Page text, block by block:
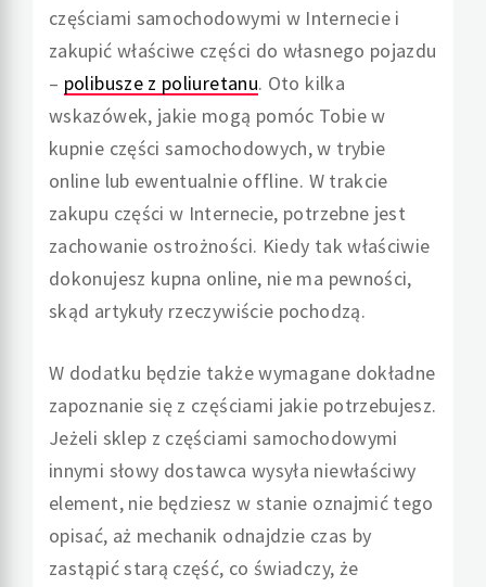
częściami samochodowymi w Internecie i
zakupić właściwe części do własnego pojazdu
– polibusze z poliuretanu. Oto kilka
wskazówek, jakie mogą pomóc Tobie w
kupnie części samochodowych, w trybie
online lub ewentualnie offline. W trakcie
zakupu części w Internecie, potrzebne jest
zachowanie ostrożności. Kiedy tak właściwie
dokonujesz kupna online, nie ma pewności,
skąd artykuły rzeczywiście pochodzą.
W dodatku będzie także wymagane dokładne
zapoznanie się z częściami jakie potrzebujesz.
Jeżeli sklep z częściami samochodowymi
innymi słowy dostawca wysyła niewłaściwy
element, nie będziesz w stanie oznajmić tego
opisać, aż mechanik odnajdzie czas by
zastąpić starą część, co świadczy, że